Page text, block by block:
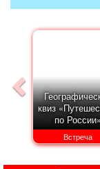
квиз
по России»
Встреча